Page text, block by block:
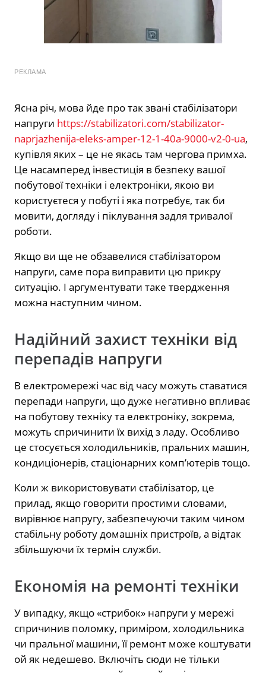
РЕКЛАМА
Ясна річ, мова йде про так звані стабілізатори
напруги https://stabilizatori.com/stabilizator-
naprjazhenija-eleks-amper-12-1-40a-9000-v2-0-ua,
купівля яких – це не якась там чергова примха.
Це насамперед інвестиція в безпеку вашої
побутової техніки і електроніки, якою ви
користуєтеся у побуті і яка потребує, так би
мовити, догляду і піклування задля тривалої
роботи.
Якщо ви ще не обзавелися стабілізатором
напруги, саме пора виправити цю прикру
ситуацію. І аргументувати таке твердження
можна наступним чином.
Надійний захист техніки від
перепадів напруги
В електромережі час від часу можуть ставатися
перепади напруги, що дуже негативно впливає
на побутову техніку та електроніку, зокрема,
можуть спричинити їх вихід з ладу. Особливо
це стосується холодильників, пральних машин,
кондиціонерів, стаціонарних комп’ютерів тощо.
Коли ж використовувати стабілізатор, це
прилад, якщо говорити простими словами,
вирівнює напругу, забезпечуючи таким чином
стабільну роботу домашніх пристроїв, а відтак
збільшуючи їх термін служби.
Економія на ремонті техніки
У випадку, якщо «стрибок» напруги у мережі
спричинив поломку, приміром, холодильника
чи пральної машини, її ремонт може коштувати
ой як недешево. Включіть сюди не тільки